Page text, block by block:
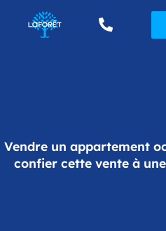
Vendre un appartement
confier cette vente à